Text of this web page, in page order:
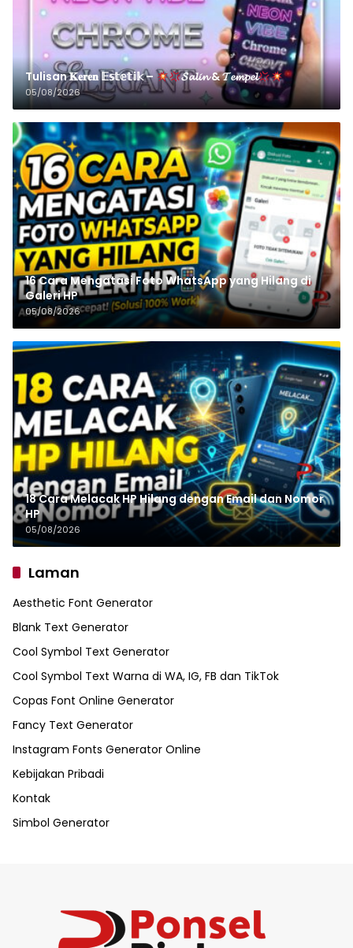
Tulisan 𝐊𝐞𝐫𝐞𝐧 𝔼𝕤𝕥𝕖𝕥𝕚𝕜 – 𝓢𝓪𝓵𝓲𝓷 & 𝓣𝓮𝓶𝓹𝓮𝓵
05/08/2026
16 Cara Mengatasi Foto WhatsApp yang Hilang di
Galeri HP
05/08/2026
18 Cara Melacak HP Hilang dengan Email dan Nomor
HP
05/08/2026
Laman
Aesthetic Font Generator
Blank Text Generator
Cool Symbol Text Generator
Cool Symbol Text Warna di WA, IG, FB dan TikTok
Copas Font Online Generator
Fancy Text Generator
Instagram Fonts Generator Online
Kebijakan Pribadi
Kontak
Simbol Generator